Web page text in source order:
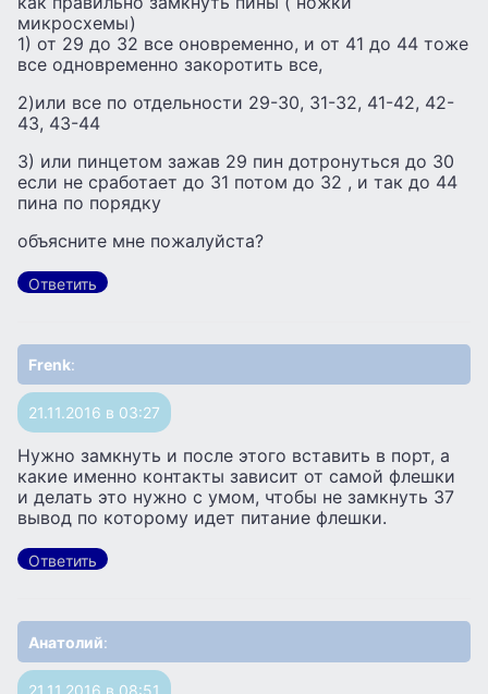
микросхемы)
1) от 29 до 32 все оновременно, и от 41 до 44 тоже
все одновременно закоротить все,
2)или все по отдельности 29-30, 31-32, 41-42, 42-
43, 43-44
3) или пинцетом зажав 29 пин дотронуться до 30
если не сработает до 31 потом до 32 , и так до 44
пина по порядку
объясните мне пожалуйста?
Ответить
Frenk:
21.11.2016 в 03:27
Нужно замкнуть и после этого вставить в порт, а
какие именно контакты зависит от самой флешки
и делать это нужно с умом, чтобы не замкнуть 37
вывод по которому идет питание флешки.
Ответить
Анатолий:
21.11.2016 в 08:51